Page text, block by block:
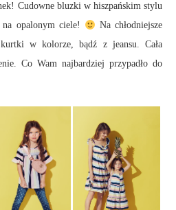
Cudowne bluzki w hiszpańskim stylu
na opalonym ciele!
Na chłodniejsze
w kolorze, bądź z jeansu. Cała
Co Wam najbardziej przypadło do